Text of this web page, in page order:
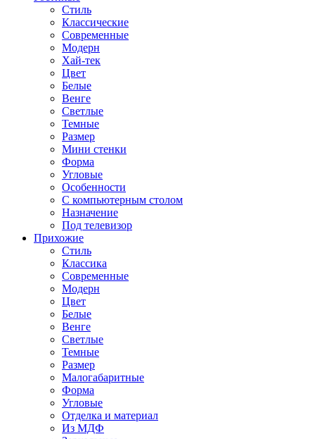
Стиль
Классические
Современные
Модерн
Хай-тек
Цвет
Белые
Венге
Светлые
Темные
Размер
Мини стенки
Форма
Угловые
Особенности
С компьютерным столом
Назначение
Под телевизор
Прихожие
Стиль
Классика
Современные
Модерн
Цвет
Белые
Венге
Светлые
Темные
Размер
Малогабаритные
Форма
Угловые
Отделка и материал
Из МДФ